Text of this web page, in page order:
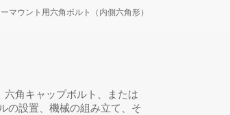
マウント用六角ボルト（内側六角形）
六角キャップボルト、または
の設置、機械の組み立て、そ